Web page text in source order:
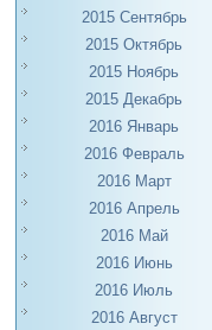
2015 Сентябрь
2015 Октябрь
2015 Ноябрь
2015 Декабрь
2016 Январь
2016 Февраль
2016 Март
2016 Апрель
2016 Май
2016 Июнь
2016 Июль
2016 Август